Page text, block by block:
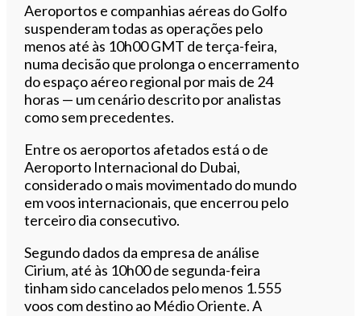
Aeroportos e companhias aéreas do Golfo
suspenderam todas as operações pelo
menos até às 10h00 GMT de terça-feira,
numa decisão que prolonga o encerramento
do espaço aéreo regional por mais de 24
horas — um cenário descrito por analistas
como sem precedentes.
Entre os aeroportos afetados está o de
Aeroporto Internacional do Dubai,
considerado o mais movimentado do mundo
em voos internacionais, que encerrou pelo
terceiro dia consecutivo.
Segundo dados da empresa de análise
Cirium, até às 10h00 de segunda-feira
tinham sido cancelados pelo menos 1.555
voos com destino ao Médio Oriente. A